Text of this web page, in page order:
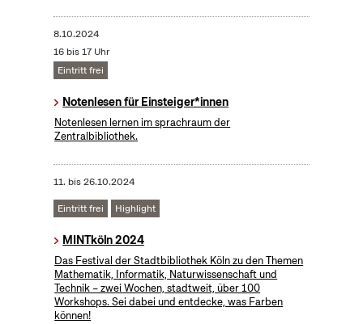
8.10.2024
16 bis 17 Uhr
Eintritt frei
Notenlesen für Einsteiger*innen
Notenlesen lernen im sprachraum der
Zentralbibliothek.
11. bis26.10.2024
Eintritt frei Highlight
MINTköln 2024
Das Festival der Stadtbibliothek Köln zu den Themen
Mathematik, Informatik, Naturwissenschaft und
Technik – zwei Wochen, stadtweit, über 100
Workshops. Sei dabei und entdecke, was Farben
können!